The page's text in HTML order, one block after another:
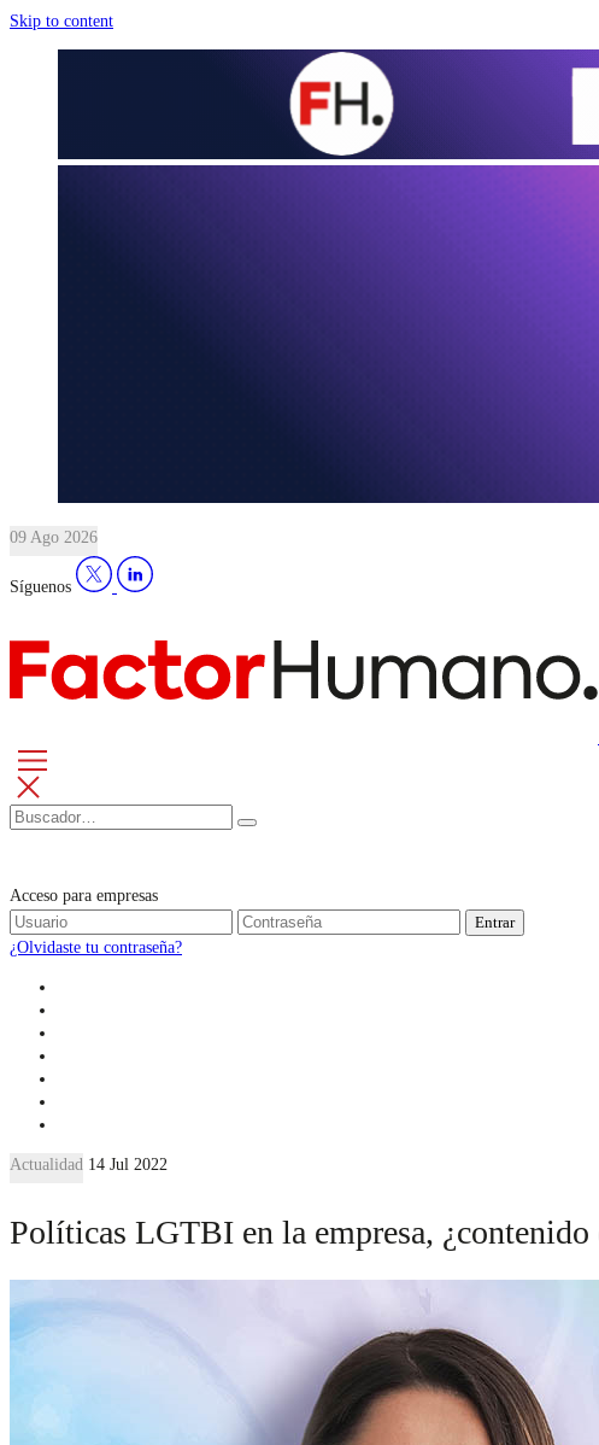
Skip to content
09 Ago 2026
Síguenos
Acceso para empresas
Entrar
¿Olvidaste tu contraseña?
Actualidad 14 Jul 2022
Políticas LGTBI en la empresa, ¿contenido